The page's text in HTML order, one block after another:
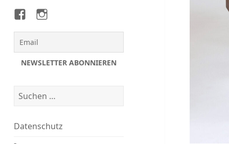
Magasin
Facebook
Magasin
Instagram
Suchen
Datenschutz